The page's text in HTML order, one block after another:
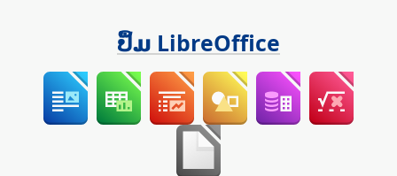
ປຶ້ມ LibreOffice